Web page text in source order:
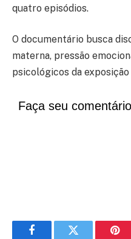
quatro episódios.
O documentário busca
materna, pressão
psicológicos da
Faça seu comentário